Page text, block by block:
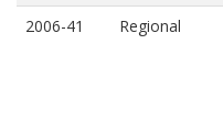
2006-41 Regional